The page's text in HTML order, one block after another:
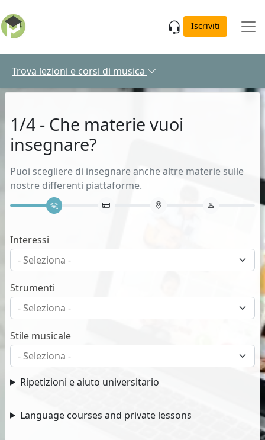
Iscriviti
Trova lezioni e corsi di musica
1/4 - Che materie vuoi
insegnare?
Puoi scegliere di insegnare anche altre materie sulle
nostre differenti piattaforme.
Interessi
Strumenti
Stile musicale
Ripetizioni e aiuto universitario
Language courses and private lessons